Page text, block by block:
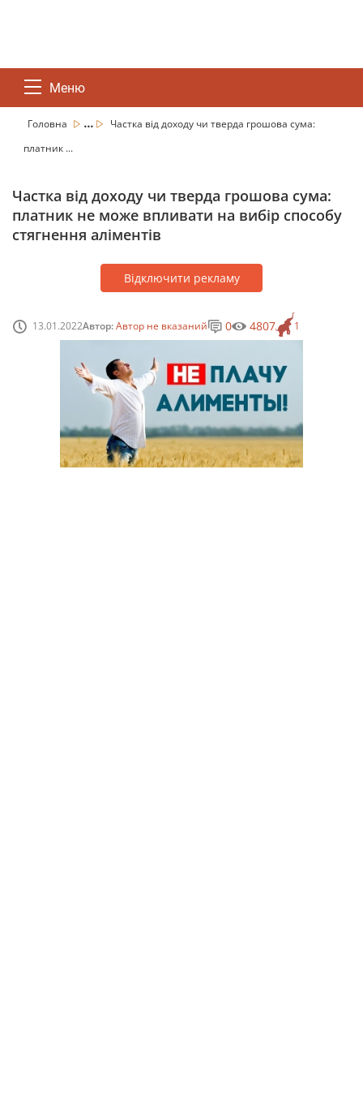
Меню
Головна ...
Частка від доходу чи тверда грошова сума:
платник ...
Частка від доходу чи тверда грошова сума:
платник не може впливати на вибір способу
стягнення аліментів
Відключити рекламу
13.01.2022Автор:Автор не вказаний 1
0 4807